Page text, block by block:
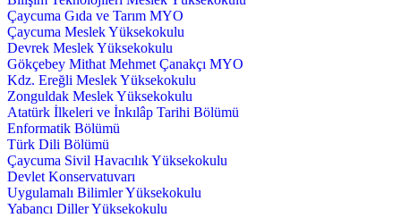
Çaycuma Gıda ve Tarım MYO
Çaycuma Meslek Yüksekokulu
Devrek Meslek Yüksekokulu
Gökçebey Mithat Mehmet Çanakçı MYO
Kdz. Ereğli Meslek Yüksekokulu
Zonguldak Meslek Yüksekokulu
Atatürk İlkeleri ve İnkılâp Tarihi Bölümü
Enformatik Bölümü
Türk Dili Bölümü
Çaycuma Sivil Havacılık Yüksekokulu
Devlet Konservatuvarı
Uygulamalı Bilimler Yüksekokulu
Yabancı Diller Yüksekokulu